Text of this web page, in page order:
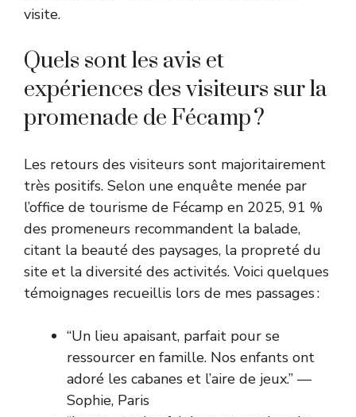
visite.
Quels sont les avis et
expériences des visiteurs sur la
promenade de Fécamp ?
Les retours des visiteurs sont majoritairement
très positifs. Selon une enquête menée par
l’office de tourisme de Fécamp en 2025, 91 %
des promeneurs recommandent la balade,
citant la beauté des paysages, la propreté du
site et la diversité des activités. Voici quelques
témoignages recueillis lors de mes passages :
“Un lieu apaisant, parfait pour se
ressourcer en famille. Nos enfants ont
adoré les cabanes et l’aire de jeux.” —
Sophie, Paris